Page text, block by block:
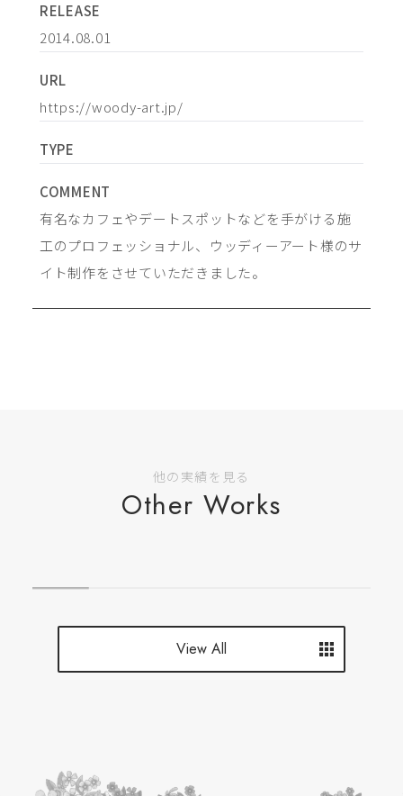
RELEASE
2014.08.01
URL
https://woody-art.jp/
TYPE
COMMENT
有名なカフェやデートスポットなどを手がける施
工のプロフェッショナル、ウッディーアート様のサ
イト制作をさせていただきました。
他の実績を見る
Other Works
View All